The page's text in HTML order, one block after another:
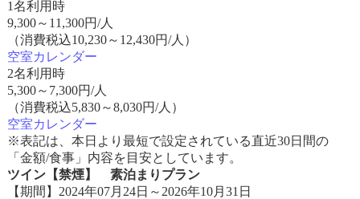
1名利用時
9,300～ 11,300円/人
（消費税込10,230～12,430円/人）
空室カレンダー
2名利用時
5,300～ 7,300円/人
（消費税込5,830～8,030円/人）
空室カレンダー
※表記は、本日より最短で設定されている直近30日間の
「金額/食事」内容を目安としています。
ツイン【禁煙】 素泊まりプラン
【期間】2024年07月24日～2026年10月31日